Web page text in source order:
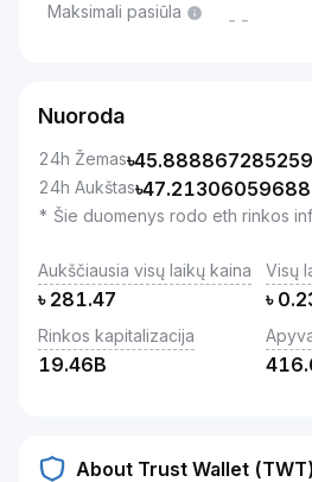
Maksimali pasiūla --
Nuoroda
24h Žemas৳
24h Aukštas৳
* Šie duomenys rodo eth rinkos
Aukščiausia visų laikų kaina
৳ 281.47
Visų
৳
Rinkos kapitalizacija
19.46B
About Trust Wallet (TWT)